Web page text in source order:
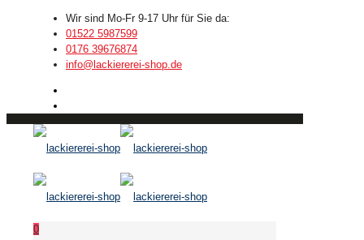
Wir sind Mo-Fr 9-17 Uhr für Sie da:
01522 5987599
0176 39676874
info@lackiererei-shop.de
0